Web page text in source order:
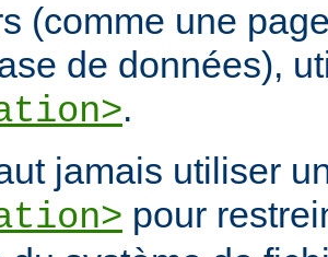
(comme une
de données),
.
jamais utiliser
pour